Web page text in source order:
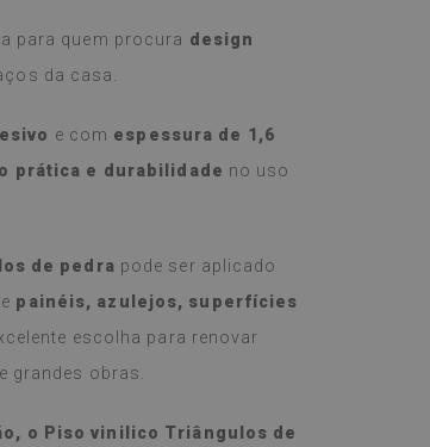
para quem procura design
da casa.
e com espessura de 1,6
prática e durabilidade no uso
de pedra pode ser aplicado
painéis, azulejos, superfícies
escolha para renovar
grandes obras.
o Piso vinilico Triângulos de